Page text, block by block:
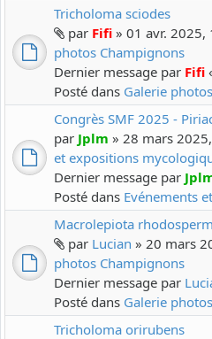
Tricholoma sciodes
par Fifi » 01 avr. 2025,
photos Champignons
Dernier message par Fifi
Posté dans Galerie
Congrès SMF 2025 -
par Jplm » 28 mars
et expositions
Dernier message par
Posté dans Evénements
Macrolepiota
par Lucian » 20 mars
photos Champignons
Dernier message par
Posté dans Galerie
Tricholoma orirubens